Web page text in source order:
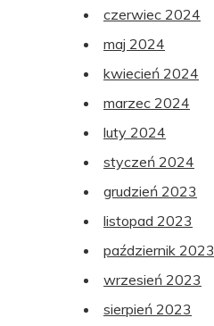
czerwiec 2024
maj 2024
kwiecień 2024
marzec 2024
luty 2024
styczeń 2024
grudzień 2023
listopad 2023
październik 2023
wrzesień 2023
sierpień 2023